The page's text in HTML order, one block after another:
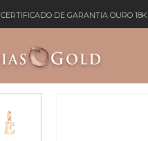
CERTIFICADO DE GARANTIA OURO 18K